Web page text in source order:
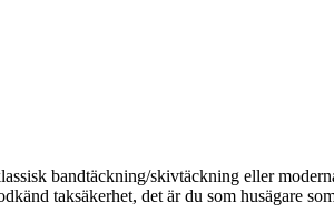
bandtäckning/skivtäckning eller
taksäkerhet, det är du som husägare